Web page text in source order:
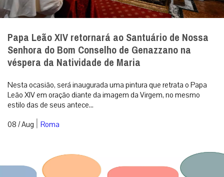
Papa Leão XIV retornará ao Santuário de Nossa
Senhora do Bom Conselho de Genazzano na
véspera da Natividade de Maria
Nesta ocasião, será inaugurada uma pintura que retrata o Papa
Leão XIV em oração diante da imagem da Virgem, no mesmo
estilo das de seus antece...
08 / Aug | Roma